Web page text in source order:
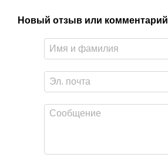
Новый отзыв или комментарий